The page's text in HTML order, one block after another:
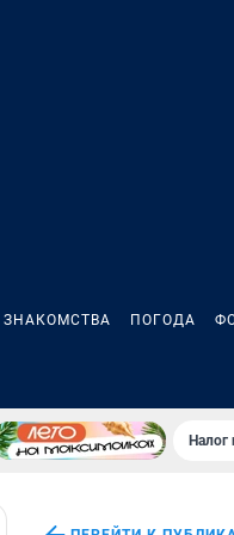
ЗНАКОМСТВА ПОГОДА
Налог